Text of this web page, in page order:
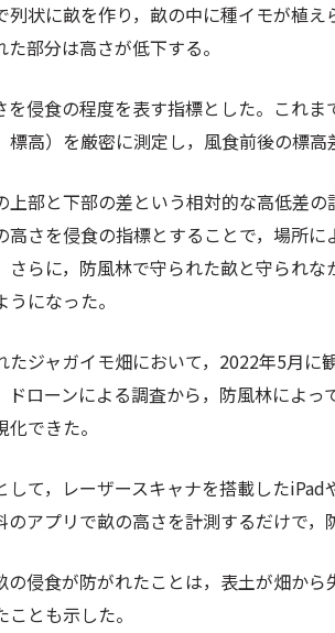
列状に畝を作り，畝の中に種イモが植
部分は高さが低下する。
を侵食の程度を表す指標とした。これ
標高）を厳密に測定し，風食前後の標高
上部と下部の差という相対的な高低差
高さを侵食の指標とすることで，場所
さらに，防風林で守られた畝と守られ
になった。
たジャガイモ畑において，2022年5月
ドローンによる調査から，防風林によ
できた。
して，レーザースキャナを搭載した
のアプリで畝の高さを計測するだけで，
の侵食が防がれたことは，表土が畑か
とも示した。